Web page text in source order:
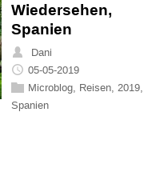
Wiedersehen,
Spanien
Dani
05-05-2019
Microblog Reisen 2019
Spanien